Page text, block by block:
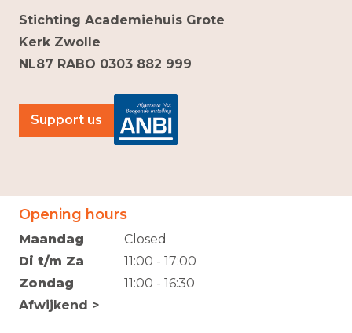
Opening hours
Maandag
Di t/m Za
Zondag
Afwijkend >
Closed
11:00 - 17:00
11:00 - 16:30
Stichting Academiehuis Grote
Kerk Zwolle
NL87 RABO 0303 882 999
Support us